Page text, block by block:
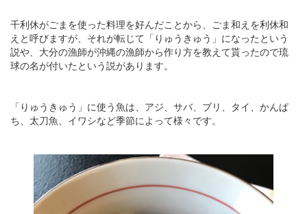
千利休がごまを使った料理を好んだことから、ごま和えを利休和
えと呼びますが、それが転じて「りゅうきゅう」になったという
説や、大分の漁師が沖縄の漁師から作り方を教えて貰ったので琉
球の名が付いたという説があります。
「りゅうきゅう」に使う魚は、アジ、サバ、ブリ、タイ、かんぱ
ち、太刀魚、イワシなど季節によって様々です。